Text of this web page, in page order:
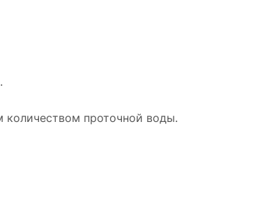
количеством проточной воды.